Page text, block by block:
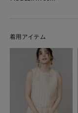
着用アイテム